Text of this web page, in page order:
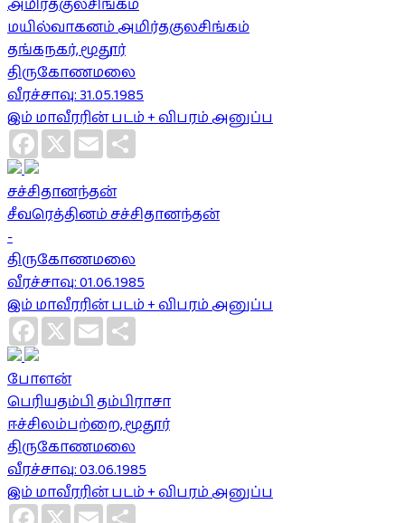
அமிர்தகுலசிங்கம்
மயில்வாகனம் அமிர்தகுலசிங்கம்
தங்கநகர், மூதூர்
திருகோணமலை
வீரச்சாவு: 31.05.1985
இம் மாவீரரின் படம் + விபரம் அனுப்ப
Facebook
X Email
சச்சிதானந்தன்
சீவரெத்தினம் சச்சிதானந்தன்
-
திருகோணமலை
வீரச்சாவு: 01.06.1985
இம் மாவீரரின் படம் + விபரம் அனுப்ப
Facebook
X Email
போளன்
பெரியதம்பி தம்பிராசா
ஈச்சிலம்பற்றை, மூதூர்
திருகோணமலை
வீரச்சாவு: 03.06.1985
இம் மாவீரரின் படம் + விபரம் அனுப்ப
Facebook
X Email